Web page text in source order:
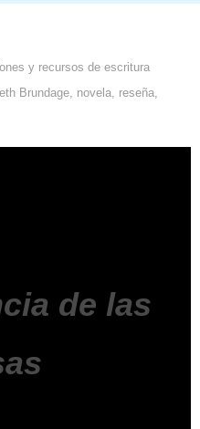
y recursos de escritura
Brundage, novela, reseña,
de las